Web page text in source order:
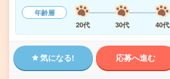
年齢層
20代
30代 40代
気になる! 応募へ進む